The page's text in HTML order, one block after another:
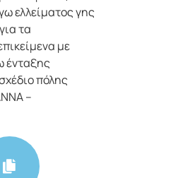
ελλείματος γης
τα
με
ένταξης
πόλης
–